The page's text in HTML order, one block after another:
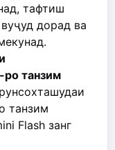
тафтиш
дорад ва
ро танзим
танзим
Flash занг